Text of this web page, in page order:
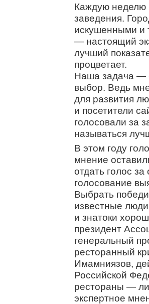
Каждую неделю
заведения.
искушенными и
— настоящий
лучший
процветает.
Наша задача —
выбор. Ведь
для развития
и посетители
голосовали за
называться
В этом году
мнение
отдать голос
голосование
Выбрать
известные
и знатоки
президент
генеральный
ресторанный
Имамниязов,
Российской
рестораны —
экспертное